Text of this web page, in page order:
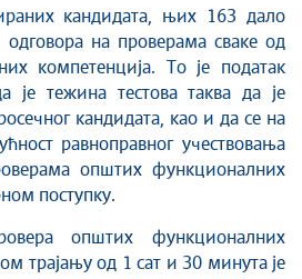
кандидата, њих 163 дало
на проверама сваке од
компетенција. То је податак
је тежина тестова таква да је
кандидата, као и да се на
равноправног учествовања
општих функционалних
поступку.
општих функционалних
трајању од 1 сат и 30 минута је